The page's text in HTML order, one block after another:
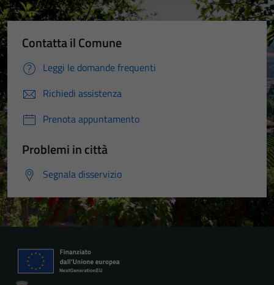
Contatta il Comune
Leggi le domande frequenti
Richiedi assistenza
Prenota appuntamento
Problemi in città
Segnala disservizio